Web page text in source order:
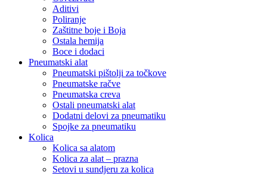
Aditivi
Poliranje
Zaštitne boje i Boja
Ostala hemija
Boce i dodaci
Pneumatski alat
Pneumatski pištolji za točkove
Pneumatske račve
Pneumatska creva
Ostali pneumatski alat
Dodatni delovi za pneumatiku
Spojke za pneumatiku
Kolica
Kolica sa alatom
Kolica za alat – prazna
Setovi u sundjeru za kolica